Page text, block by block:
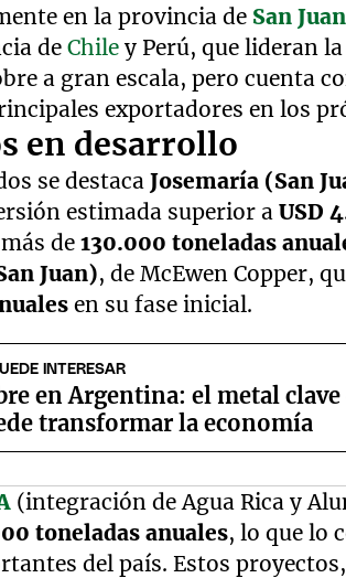
en la provincia de San Juan
deChile y Perú, que lideran
a gran escala, pero cuenta
exportadores en los
en desarrollo
se destacaJosemaría (San
estimada superior aUSD
de130.000 toneladas
Juan), de McEwen Copper,
en su fase inicial.
INTERESAR
en Argentina: el metal clave
transformar la economía
(integración de Agua Rica y
toneladas anuales, lo que lo
del país. Estos